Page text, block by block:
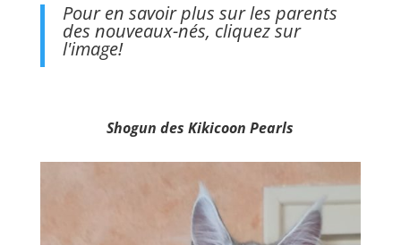
Pour en savoir plus sur les parents
des nouveaux-nés, cliquez sur
l'image!
Shogun des Kikicoon Pearls